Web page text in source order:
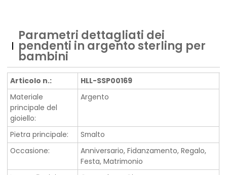
Parametri dettagliati dei
pendenti in argento sterling per
bambini
Articolo n.:
HLL-SSP00169
Materiale
principale del
gioiello:
Argento
Pietra principale:
Smalto
Occasione:
Anniversario, Fidanzamento, Regalo,
Festa, Matrimonio